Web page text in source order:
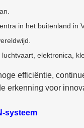
in het buitenland in
elektronica,
efficiëntie,
erkenning voor
systeem